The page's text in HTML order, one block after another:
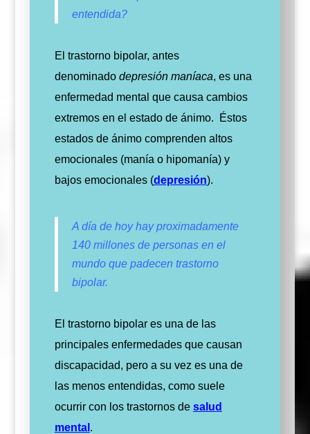
entendida?
El trastorno bipolar, antes
denominado depresión maníaca, es una
enfermedad mental que causa cambios
extremos en el estado de ánimo.
Éstos
estados de ánimo comprenden altos
emocionales (manía o hipomanía) y
bajos emocionales (depresión).
A día de hoy hay proximadamente
140 millones de personas en el
mundo que padecen trastorno
bipolar.
El trastorno bipolar es una de las
principales enfermedades que causan
discapacidad, pero a su vez es una de
las menos entendidas, como suele
ocurrir con los trastornos de salud
mental .